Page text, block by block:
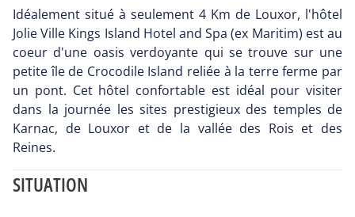
Idéalement situé à seulement 4 Km de Louxor, l'hôtel
Jolie Ville Kings Island Hotel and Spa (ex Maritim) est au
coeur d'une oasis verdoyante qui se trouve sur une
petite île de Crocodile Island reliée à la terre ferme par
un pont. Cet hôtel confortable est idéal pour visiter
dans la journée les sites prestigieux des temples de
Karnac, de Louxor et de la vallée des Rois et des
Reines.
SITUATION